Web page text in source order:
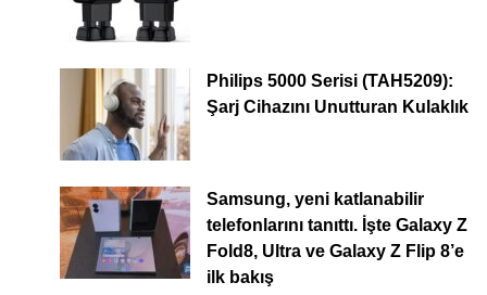
Philips 5000 Serisi (TAH5209):
Şarj Cihazını Unutturan Kulaklık
Samsung, yeni katlanabilir
telefonlarını tanıttı. İşte Galaxy Z
Fold8, Ultra ve Galaxy Z Flip 8’e
ilk bakış